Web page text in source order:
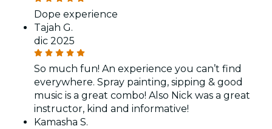
Dope experience
Tajah G.
dic 2025
So much fun! An experience you can’t find
everywhere. Spray painting, sipping & good
music is a great combo! Also Nick was a great
instructor, kind and informative!
Kamasha S.